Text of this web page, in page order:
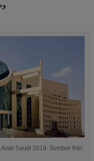
Saudi 2018. Sumber foto: